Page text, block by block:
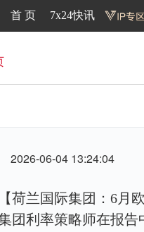
首 页 7x24快讯
2026-06-04 13:24:04
【荷兰国际集团：6月
团利率策略师在报告